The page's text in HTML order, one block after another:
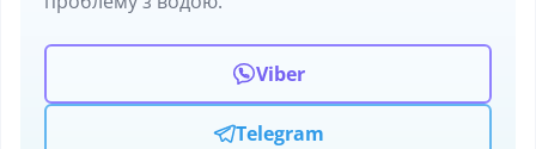
Viber
Telegram